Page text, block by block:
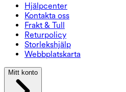
Hjälpcenter
Kontakta oss
Frakt & Tull
Returpolicy
Storlekshjälp
Webbplatskarta
Mitt konto